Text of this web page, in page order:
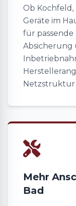
Ob
Geräte im
für
Absicherung
Netzstruktur
Mehr
Bad